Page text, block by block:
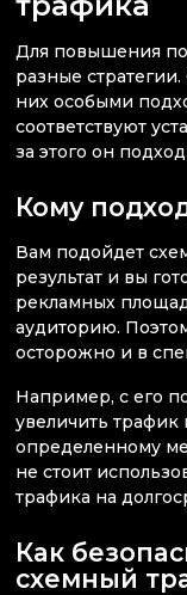
Для повышения
разные
них особыми
соответствуют
за этого он
Кому
Вам подойдет
результат и вы
рекламных
аудиторию.
осторожно и в
Например, с его
увеличить
определенному
не стоит
трафика на
Как
схемный